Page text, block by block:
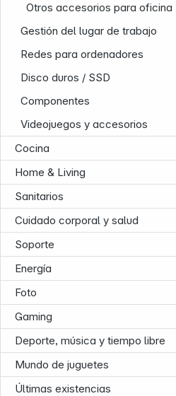
Otros accesorios para oficina
Gestión del lugar de trabajo
Redes para ordenadores
Disco duros / SSD
Componentes
Videojuegos y accesorios
Cocina
Home & Living
Sanitarios
Cuidado corporal y salud
Soporte
Energía
Foto
Gaming
Deporte, música y tiempo libre
Mundo de juguetes
Últimas existencias
Infoterminal